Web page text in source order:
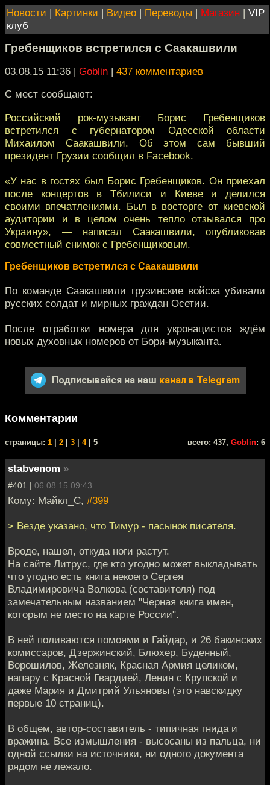
Новости | Картинки | Видео | Переводы | Магазин | VIP
клуб
Гребенщиков встретился с Саакашвили
03.08.15 11:36 | Goblin | 437 комментариев
С мест сообщают:
Российский рок-музыкант Борис Гребенщиков
встретился с губернатором Одесской области
Михаилом Саакашвили. Об этом сам бывший
президент Грузии сообщил в Facebook.
«У нас в гостях был Борис Гребенщиков. Он приехал
после концертов в Тбилиси и Киеве и делился
своими впечатлениями. Был в восторге от киевской
аудитории и в целом очень тепло отзывался про
Украину», — написал Саакашвили, опубликовав
совместный снимок с Гребенщиковым.
Гребенщиков встретился с Саакашвили
По команде Саакашвили грузинские войска убивали
русских солдат и мирных граждан Осетии.
После отработки номера для укронацистов ждём
новых духовных номеров от Бори-музыканта.
Подписывайся на наш канал в Telegram
Комментарии
cтраницы: 1 2 3 4| 5 всего: 437, Goblin: 6
stabvenom »
#401 | 06.08.15 09:43
Кому: Майкл_С, #399
> Везде указано, что Тимур - пасынок писателя.
Вроде, нашел, откуда ноги растут.
На сайте Литрус, где кто угодно может выкладывать
что угодно есть книга некоего Сергея
Владимировича Волкова (составителя) под
замечательным названием "Черная книга имен,
которым не место на карте России".
В ней поливаются помоями и Гайдар, и 26 бакинских
комиссаров, Дзержинский, Блюхер, Буденный,
Ворошилов, Железняк, Красная Армия целиком,
напару с Красной Гвардией, Ленин с Крупской и
даже Мария и Дмитрий Ульяновы (это навскидку
первые 10 страниц).
В общем, автор-составитель - типичная гнида и
вражина. Все измышления - высосаны из пальца, ни
одной ссылки на источники, ни одного документа
рядом не лежало.